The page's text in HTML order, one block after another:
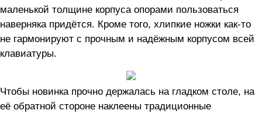
маленькой толщине корпуса опорами пользоваться
наверняка придётся. Кроме того, хлипкие ножки как-то
не гармонируют с прочным и надёжным корпусом всей
клавиатуры.
Чтобы новинка прочно держалась на гладком столе, на
её обратной стороне наклеены традиционные